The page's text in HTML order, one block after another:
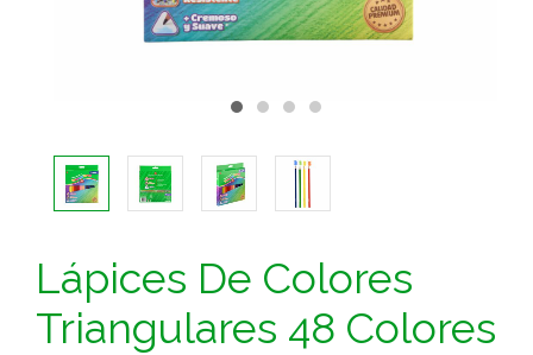
Lápices De Colores
Triangulares 48 Colores